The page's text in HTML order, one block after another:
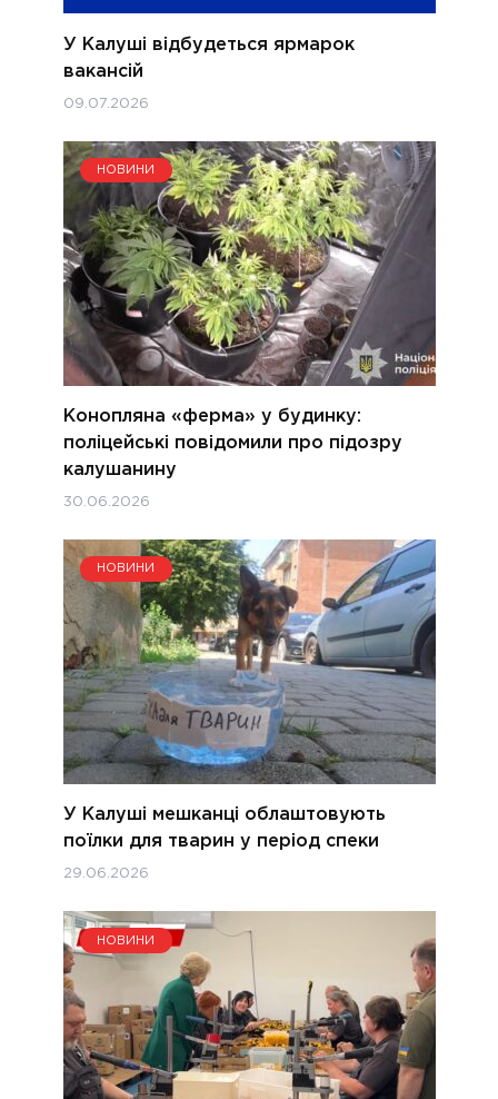
У Калуші відбудеться ярмарок
вакансій
09.07.2026
НОВИНИ
Конопляна «ферма» у будинку:
поліцейські повідомили про підозру
калушанину
30.06.2026
НОВИНИ
У Калуші мешканці облаштовують
поїлки для тварин у період спеки
29.06.2026
НОВИНИ